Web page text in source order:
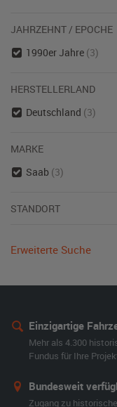
JAHRZEHNT / EPOCHE
1990er Jahre (3)
HERSTELLERLAND
Deutschland (3)
MARKE
Saab (3)
STANDORT
Erweiterte Suche
Einzigartige
Mehr als 4.300
Fundus für Ihre
Bundesweit
Zugang zu